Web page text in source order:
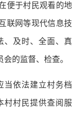
于村民观看的地
联网等现代信息技
、及时、全面、真
的监督、检查。
依法建立村务档
村村民提供查阅服